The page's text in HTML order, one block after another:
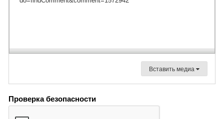
Вставить медиа
Проверка безопасности